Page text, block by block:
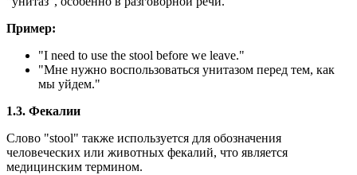
Пример:
"I need to use the stool before we leave."
"Мне нужно воспользоваться унитазом перед тем, как
мы уйдем."
1.3. Фекалии
Слово "stool" также используется для обозначения
человеческих или животных фекалий, что является
медицинским термином.